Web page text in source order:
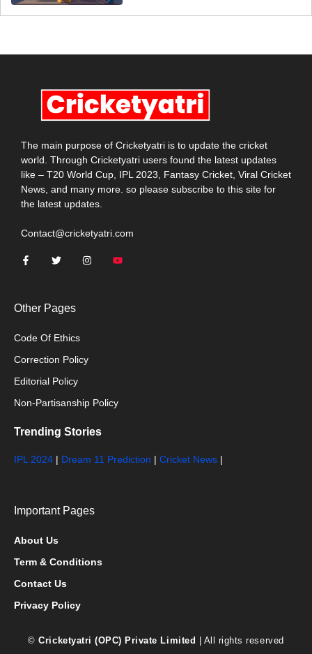
The main purpose of Cricketyatri is to update the cricket
world. Through Cricketyatri users found the latest updates
like – T20 World Cup, IPL 2023, Fantasy Cricket, Viral Cricket
News, and many more. so please subscribe to this site for
the latest updates.
Contact@cricketyatri.com
Other Pages
Code Of Ethics
Correction Policy
Editorial Policy
Non-Partisanship Policy
Trending Stories
IPL 2024 | Dream 11 Prediction | Cricket News |
Important Pages
About Us
Term & Conditions
Contact Us
Privacy Policy
©Cricketyatri (OPC) Private Limited | All rights reserved